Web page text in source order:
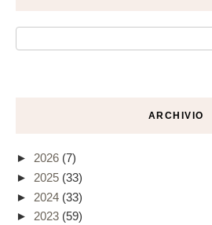
ARCHIVIO
► 2026 (7)
► 2025 (33)
► 2024 (33)
► 2023 (59)